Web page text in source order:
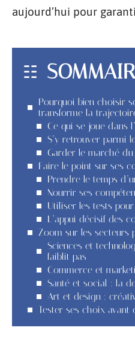
aujourd’hui pour
Pourquoi bien choisir
transforme la
Ce qui se joue dans
S’y retrouver parmi
Garder le marché
Faire le point sur ses
Prendre le temps
Nourrir ses
Utiliser les tests
L’appui décisif des
Zoom sur les secteurs
Sciences et
faiblit pas
Commerce et
Santé et social : la
Art et design :
Tester ses choix avant